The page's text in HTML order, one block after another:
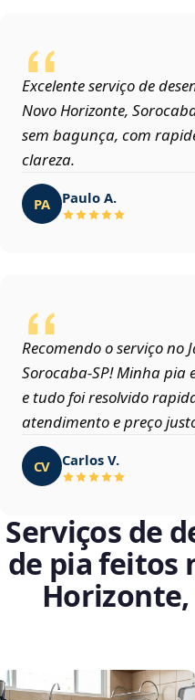
Excelente serviço de
Novo Horizonte,
sem bagunça, com
clareza.
PA Paulo A.
Recomendo o serviço no
Sorocaba‑SP! Minha
e tudo foi resolvido
atendimento e preço
CV Carlos V.
Serviços de
de pia feitos
Horizonte,